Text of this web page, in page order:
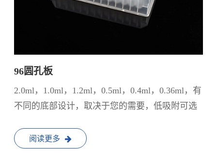
96圆孔板
2.0ml，1.0ml，1.2ml，0.5ml，0.4ml，0.36ml，有
不同的底部设计，取决于您的需要，低吸附可选
阅读更多